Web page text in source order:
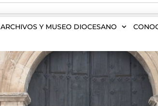
ARCHIVOS Y MUSEO DIOCESANO